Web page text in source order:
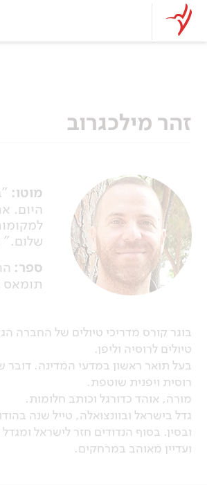
זהר מילכגרוב
מוטו:
היום.
שלום."
ספר:
תומאס
בוגר קורס מדריכי טיולים של החברה
טיולים לרוסיה וליפן.
בעל תואר ראשון במדעי המדינה. דובר
רוסית ויפנית שוטפת.
מורה, אוהד כדורגל וכותב חלומות.
גדל בישראל ובוונצואלה, טייל שנה
ובסין. בסוף הנדודים חזר לישראל
ועדיין מאוהב במרחקים.